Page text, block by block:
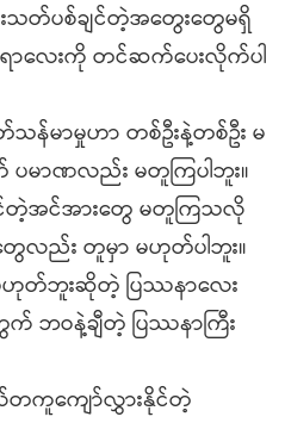
ပစ်ချင်တဲ့အတွေးတွေမရှိ
ရာလေးကို တင်ဆက်ပေးလိုက်ပါ
န်မာမှုဟာ တစ်ဦးနဲ့တစ်ဦး မ
ပမာဏလည်း မတူကြပါဘူး။
အင်အားတွေ မတူကြသလို
လည်း တူမှာ မဟုတ်ပါဘူး။
ဘူးဆိုတဲ့ ပြဿနာလေး
ဘဝနဲ့ချီတဲ့ ပြဿနာကြီး
ကျော်လွှားနိုင်တဲ့